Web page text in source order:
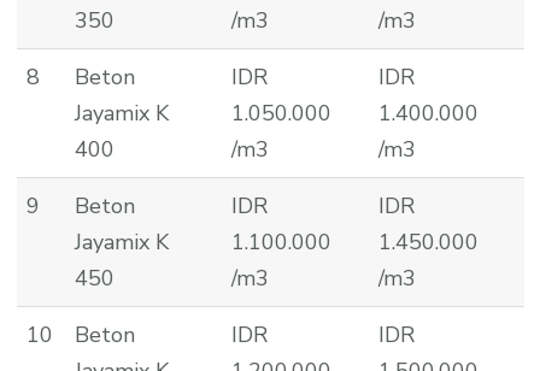
350
/m3
/m3
8
Beton
Jayamix K
400
IDR
1.050.000
/m3
IDR
1.400.000
/m3
9
Beton
Jayamix K
450
IDR
1.100.000
/m3
IDR
1.450.000
/m3
10
Beton
IDR
IDR